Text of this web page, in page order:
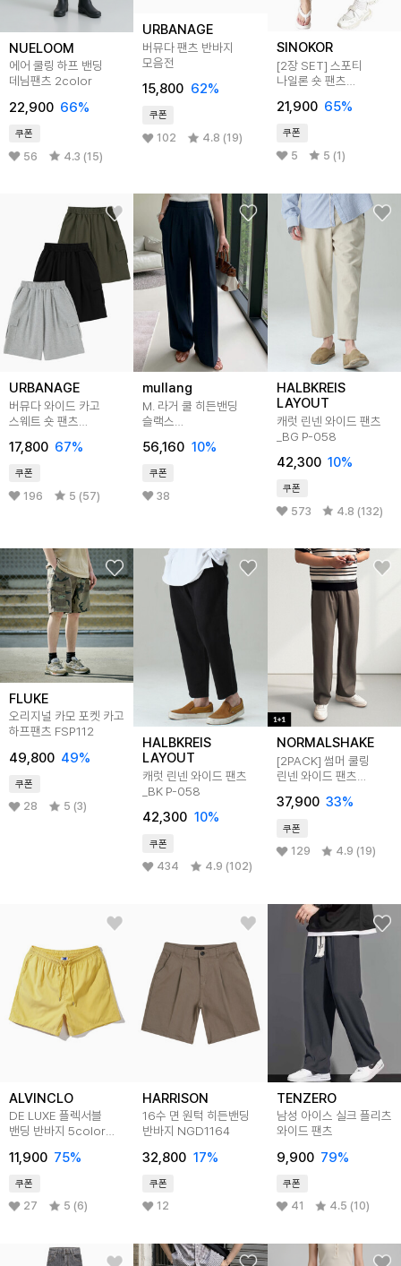
NUELOOM
에어 쿨링 하프 밴딩
데님팬츠 2color
22,900 66%
쿠폰
56 4.3 (15)
URBANAGE
버뮤다 팬츠 반바지
모음전
15,800 62%
쿠폰
102 4.8 (19)
SINOKOR
[2장 SET] 스포티
나일론 숏 팬츠
21,900 65%
쿠폰
5 5 (1)
URBANAGE
버뮤다 와이드 카고
스웨트 숏 팬츠
17,800 67%
쿠폰
196 5 (57)
mullang
M. 라거 쿨 히든밴딩
슬랙스
56,160 10%
쿠폰
38
HALBKREIS
LAYOUT
캐럿 린넨 와이드 팬츠
_BG P-058
42,300 10%
쿠폰
573 4.8 (132)
FLUKE
오리지널 카모 포켓 카고
하프팬츠 FSP112
49,800 49%
쿠폰
28 5 (3)
HALBKREIS
LAYOUT
캐럿 린넨 와이드 팬츠
_BK P-058
42,300 10%
쿠폰
434 4.9 (102)
NORMALSHAKE
[2PACK] 썸머 쿨링
린넨 와이드 팬츠
37,900 33%
쿠폰
129 4.9 (19)
ALVINCLO
DE LUXE 플렉서블
밴딩 반바지 5color
11,900 75%
쿠폰
27 5 (6)
HARRISON
16수 면 원턱 히든밴딩
반바지 NGD1164
32,800 17%
쿠폰
12
TENZERO
남성 아이스 실크 플리츠
와이드 팬츠
9,900 79%
쿠폰
41 4.5 (10)